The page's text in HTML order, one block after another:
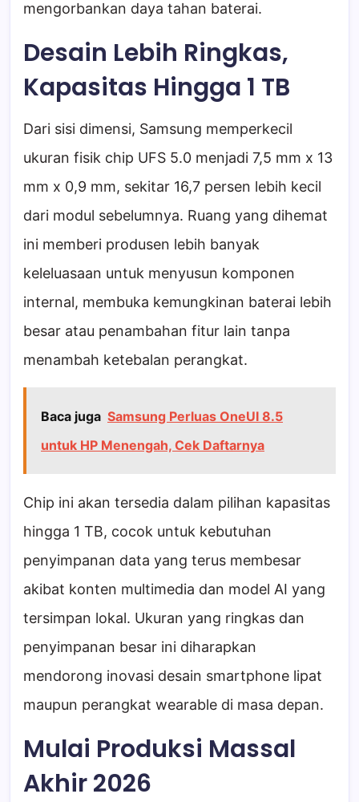
mengorbankan daya tahan baterai.
Desain Lebih Ringkas,
Kapasitas Hingga 1 TB
Dari sisi dimensi, Samsung memperkecil
ukuran fisik chip UFS 5.0 menjadi 7,5 mm x 13
mm x 0,9 mm, sekitar 16,7 persen lebih kecil
dari modul sebelumnya. Ruang yang dihemat
ini memberi produsen lebih banyak
keleluasaan untuk menyusun komponen
internal, membuka kemungkinan baterai lebih
besar atau penambahan fitur lain tanpa
menambah ketebalan perangkat.
Baca juga Samsung Perluas OneUI 8.5
untuk HP Menengah, Cek Daftarnya
Chip ini akan tersedia dalam pilihan kapasitas
hingga 1 TB, cocok untuk kebutuhan
penyimpanan data yang terus membesar
akibat konten multimedia dan model AI yang
tersimpan lokal. Ukuran yang ringkas dan
penyimpanan besar ini diharapkan
mendorong inovasi desain smartphone lipat
maupun perangkat wearable di masa depan.
Mulai Produksi Massal
Akhir 2026